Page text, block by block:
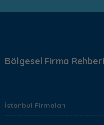
Bölgesel Firma Rehberi
İstanbul Firmaları